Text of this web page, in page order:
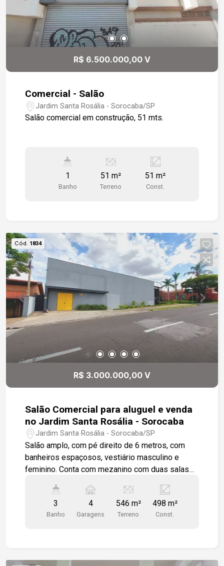
R$ 6.500.000,00 V
Comercial - Salão
Jardim Santa Rosália - Sorocaba/SP
Salão comercial em construção, 51 mts.
1
Banho
51 m²
Terreno
51 m²
Const.
Cód. 1834
R$ 3.000.000,00 V
Salão Comercial para aluguel e venda
no Jardim Santa Rosália - Sorocaba
Jardim Santa Rosália - Sorocaba/SP
Salão amplo, com pé direito de 6 metros, com
banheiros espaçosos, vestiário masculino e
feminino. Conta com mezanino com duas salas
arejado com ótima iluminação podendo dar
opções de montagem de salas, todo em piso
cerâmico de cor clara, conta com duas entradas
3
Banho
4
Garagens
546 m²
Terreno
498 m²
Const.